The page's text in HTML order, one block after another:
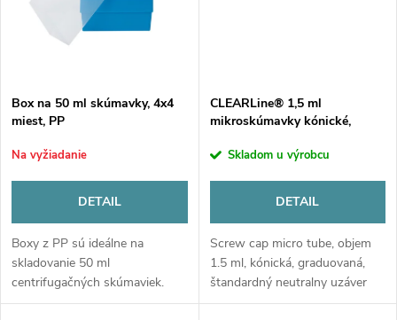
v
v
Box na 50 ml skúmavky, 4x4
miest, PP
Na vyžiadanie
DETAIL
Boxy z PP sú ideálne na
skladovanie 50 ml
centrifugačných skúmaviek.
Priehľadné veko poskytuje
CLEARLine® 1,5 ml
mikroskúmavky kónické,
Skladom u výrobcu
DETAIL
Screw cap micro tube, objem
1.5 ml, kónická, graduovaná,
štandardný neutralny uzáver
bez O ringu, CLEARLine®.